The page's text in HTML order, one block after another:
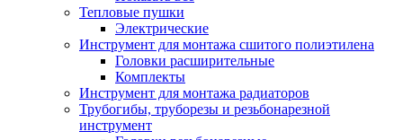
Тепловые пушки
Электрические
Инструмент для монтажа сшитого полиэтилена
Головки расширительные
Комплекты
Инструмент для монтажа радиаторов
Трубогибы, труборезы и резьбонарезной
инструмент